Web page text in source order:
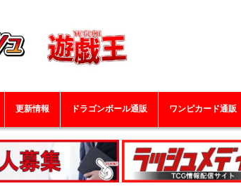
更新情報 ドラゴンボール通販 ワンピカード通販